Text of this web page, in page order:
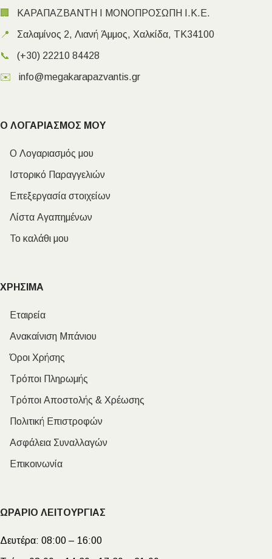
🏢 ΚΑΡΑΠΑΖΒΑΝΤΗ Ι ΜΟΝΟΠΡΟΣΩΠΗ Ι.Κ.Ε.
📍 Σαλαμίνος 2, Λιανή Άμμος, Χαλκίδα, ΤΚ34100
📞 (+30) 22210 84428
✉️ info@megakarapazvantis.gr
Ο ΛΟΓΑΡΙΑΣΜΟΣ ΜΟΥ
Ο Λογαριασμός μου
Ιστορικό Παραγγελιών
Επεξεργασία στοιχείων
Λίστα Αγαπημένων
Το καλάθι μου
ΧΡΗΣΙΜΑ
Εταιρεία
Ανακαίνιση Μπάνιου
Όροι Χρήσης
Τρόποι Πληρωμής
Τρόποι Αποστολής & Χρέωσης
Πολιτική Επιστροφών
Ασφάλεια Συναλλαγών
Επικοινωνία
ΩΡΑΡΙΟ ΛΕΙΤΟΥΡΓΙΑΣ
Δευτέρα: 08:00 – 16:00